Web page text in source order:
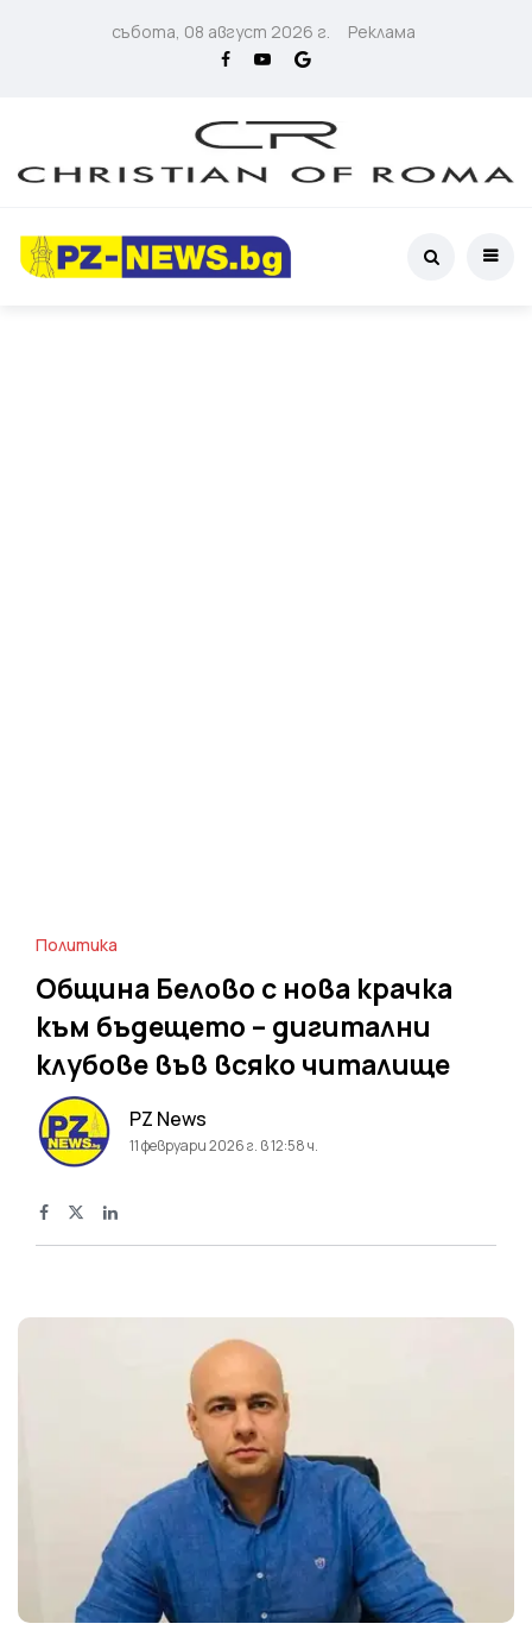
събота, 08 август 2026 г. Реклама
Политика
Община Белово с нова крачка
към бъдещето – дигитални
клубове във всяко читалище
PZ News
11 февруари 2026 г. в 12:58 ч.